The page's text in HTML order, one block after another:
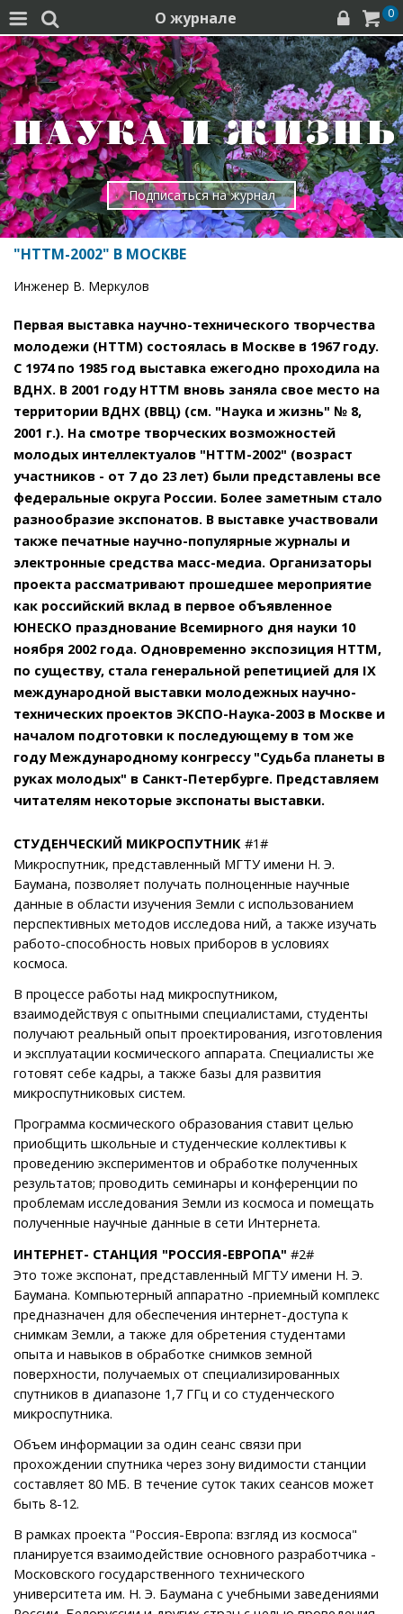
  О журнале   0
Подписаться на журнал
"НТТМ-2002" В МОСКВЕ
Инженер В. Меркулов
Первая выставка научно-технического творчества
молодежи (НТТМ) состоялась в Москве в 1967 году.
С 1974 по 1985 год выставка ежегодно проходила на
ВДНХ. В 2001 году НТТМ вновь заняла свое место на
территории ВДНХ (ВВЦ) (см. "Наука и жизнь" № 8,
2001 г.). На смотре творческих возможностей
молодых интеллектуалов "НТТМ-2002" (возраст
участников - от 7 до 23 лет) были представлены все
федеральные округа России. Более заметным стало
разнообразие экспонатов. В выставке участвовали
также печатные научно-популярные журналы и
электронные средства масс-медиа. Организаторы
проекта рассматривают прошедшее мероприятие
как российский вклад в первое объявленное
ЮНЕСКО празднование Всемирного дня науки 10
ноября 2002 года. Одновременно экспозиция НТТМ,
по существу, стала генеральной репетицией для IX
международной выставки молодежных научно-
технических проектов ЭКСПО-Наука-2003 в Москве и
началом подготовки к последующему в том же
году Международному конгрессу "Судьба планеты в
руках молодых" в Санкт-Петербурге. Представляем
читателям некоторые экспонаты выставки.
СТУДЕНЧЕСКИЙ МИКРОСПУТНИК #1#
Микроспутник, представленный МГТУ имени Н. Э.
Баумана, позволяет получать полноценные научные
данные в области изучения Земли с использованием
перспективных методов исследова ний, а также изучать
работо-способность новых приборов в условиях
космоса.
В процессе работы над микроспутником,
взаимодействуя с опытными специалистами, студенты
получают реальный опыт проектирования, изготовления
и эксплуатации космического аппарата. Специалисты же
готовят себе кадры, а также базы для развития
микроспутниковых систем.
Программа космического образования ставит целью
приобщить школьные и студенческие коллективы к
проведению экспериментов и обработке полученных
результатов; проводить семинары и конференции по
проблемам исследования Земли из космоса и помещать
полученные научные данные в сети Интернета.
ИНТЕРНЕТ- СТАНЦИЯ "РОССИЯ-ЕВРОПА" #2#
Это тоже экспонат, представленный МГТУ имени Н. Э.
Баумана. Компьютерный аппаратно -приемный комплекс
предназначен для обеспечения интернет-доступа к
снимкам Земли, а также для обретения студентами
опыта и навыков в обработке снимков земной
поверхности, получаемых от специализированных
спутников в диапазоне 1,7 ГГц и со студенческого
микроспутника.
Объем информации за один сеанс связи при
прохождении спутника через зону видимости станции
составляет 80 МБ. В течение суток таких сеансов может
быть 8-12.
В рамках проекта "Россия-Европа: взгляд из космоса"
планируется взаимодействие основного разработчика -
Московского государственного технического
университета им. Н. Э. Баумана с учебными заведениями